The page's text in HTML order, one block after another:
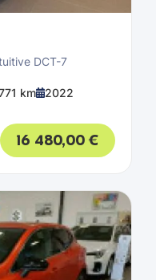
DCT-7
km 2022
16 480,00€